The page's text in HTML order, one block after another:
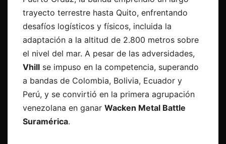
trayecto terrestre hasta Quito, enfrentando
desafíos logísticos y físicos, incluida la
adaptación a la altitud de 2.800 metros sobre
el nivel del mar. A pesar de las adversidades,
Vhill se impuso en la competencia, superando
a bandas de Colombia, Bolivia, Ecuador y
Perú, y se convirtió en la primera agrupación
venezolana en ganar Wacken Metal Battle
Suramérica.